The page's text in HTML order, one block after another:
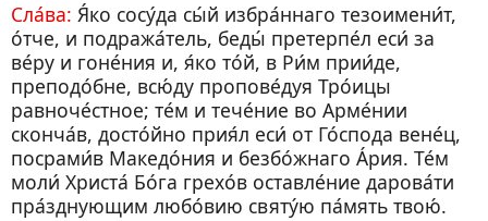
Сла́ва: Я́ко сосу́да сы́й избра́ннаго тезоимени́т,
о́тче, и подража́тель, беды́ претерпе́л еси́ за
ве́ру и гоне́ния и, я́ко то́й, в Ри́м прии́де,
преподо́бне, всю́ду пропове́дуя Тро́ицы
равноче́стное; те́м и тече́ние во Арме́нии
сконча́в, досто́йно прия́л еси́ от Го́спода вене́ц,
посрами́в Македо́ния и безбо́жнаго А́рия. Те́м
моли́ Христа́ Бо́га грехо́в оставле́ние дарова́ти
пра́зднующим любо́вию святу́ю па́мять твою́.